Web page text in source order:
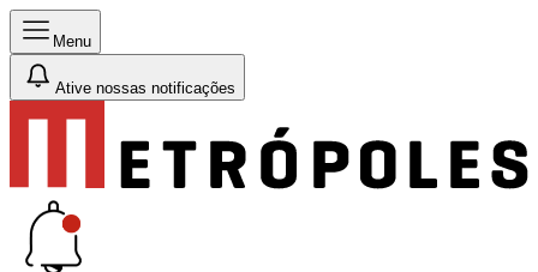
Menu
Ative nossas notificações